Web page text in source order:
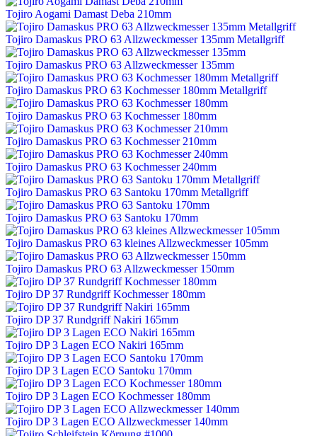
Tojiro Aogami Damast Deba 210mm
Tojiro Damaskus PRO 63 Allzweckmesser 135mm Metallgriff
Tojiro Damaskus PRO 63 Allzweckmesser 135mm
Tojiro Damaskus PRO 63 Kochmesser 180mm Metallgriff
Tojiro Damaskus PRO 63 Kochmesser 180mm
Tojiro Damaskus PRO 63 Kochmesser 210mm
Tojiro Damaskus PRO 63 Kochmesser 240mm
Tojiro Damaskus PRO 63 Santoku 170mm Metallgriff
Tojiro Damaskus PRO 63 Santoku 170mm
Tojiro Damaskus PRO 63 kleines Allzweckmesser 105mm
Tojiro Damaskus PRO 63 Allzweckmesser 150mm
Tojiro DP 37 Rundgriff Kochmesser 180mm
Tojiro DP 37 Rundgriff Nakiri 165mm
Tojiro DP 3 Lagen ECO Nakiri 165mm
Tojiro DP 3 Lagen ECO Santoku 170mm
Tojiro DP 3 Lagen ECO Kochmesser 180mm
Tojiro DP 3 Lagen ECO Allzweckmesser 140mm